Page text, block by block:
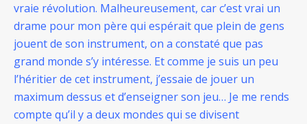
vraie révolution. Malheureusement, car c’est vrai un
drame pour mon père qui espérait que plein de gens
jouent de son instrument, on a constaté que pas
grand monde s’y intéresse. Et comme je suis un peu
l’héritier de cet instrument, j’essaie de jouer un
maximum dessus et d’enseigner son jeu… Je me rends
compte qu’il y a deux mondes qui se divisent